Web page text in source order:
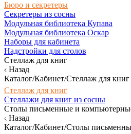
Бюро и секретеры
Секретеры из сосны
Модульная библиотека Купава
Модульная библиотека Оскар
Наборы для кабинета
Надстройки для столов
Стеллаж для книг
Назад
Каталог/Кабинет/Стеллаж для книг
Стеллаж для книг
Стеллажи для книг из сосны
Столы письменные и
Назад
Каталог/Кабинет/Столы